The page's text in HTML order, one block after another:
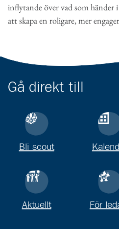
inflytande över vad som händer
att skapa en roligare, mer
Gå direkt till
Bli scout
Aktuellt För